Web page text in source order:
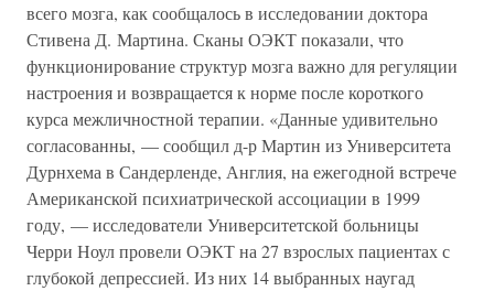
всего мозга, как сообщалось в исследовании доктора
Стивена Д. Мартина. Сканы ОЭКТ показали, что
функционирование структур мозга важно для регуляции
настроения и возвращается к норме после короткого
курса межличностной терапии. «Данные удивительно
согласованны, — сообщил д-р Мартин из Университета
Дурнхема в Сандерленде, Англия, на ежегодной встрече
Американской психиатрической ассоциации в 1999
году, — исследователи Университетской больницы
Черри Ноул провели ОЭКТ на 27 взрослых пациентах с
глубокой депрессией. Из них 14 выбранных наугад